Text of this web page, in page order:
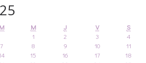
M M J V
S
1
2 3
4
7 8 9 10
11
15 16 17
18